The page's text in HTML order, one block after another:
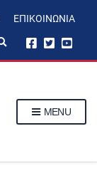
ΕΠΙΚΟΙΝΩΝΊΑ
p
MENU